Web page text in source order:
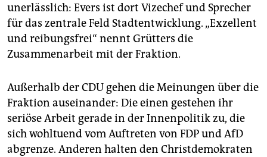
unerlässlich: Evers ist dort Vizechef und Sprecher
für das zentrale Feld Stadtentwicklung. „Exzellent
und reibungsfrei“ nennt Grütters die
Zusammenarbeit mit der Fraktion.
Außerhalb der CDU gehen die Meinungen über die
Fraktion auseinander: Die einen gestehen ihr
seriöse Arbeit gerade in der Innenpolitik zu, die
sich wohltuend vom Auftreten von FDP und AfD
abgrenze. Anderen halten den Christdemokraten